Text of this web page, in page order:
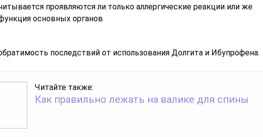
проявляются ли только аллергические реакции или же
основных органов
последствий от использования Долгита и Ибупрофена.
Читайте также:
Как правильно лежать на валике для спины